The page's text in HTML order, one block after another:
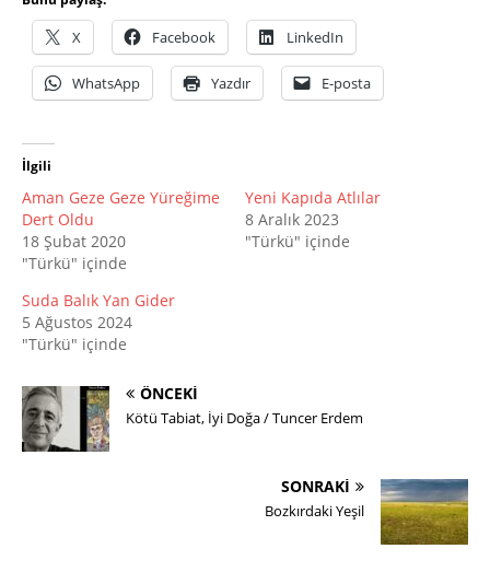
X Facebook LinkedIn
WhatsApp Yazdır E-posta
İlgili
Aman Geze Geze Yüreğime
Dert Oldu
18 Şubat 2020
"Türkü" içinde
Yeni Kapıda Atlılar
8 Aralık 2023
"Türkü" içinde
Suda Balık Yan Gider
5 Ağustos 2024
"Türkü" içinde
ÖNCEKI
Kötü Tabiat, İyi Doğa / Tuncer Erdem
SONRAKI
Bozkırdaki Yeşil